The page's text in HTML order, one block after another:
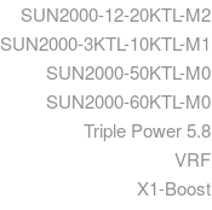
SUN2000-12-20KTL-M2
SUN2000-3KTL-10KTL-M1
SUN2000-50KTL-M0
SUN2000-60KTL-M0
Triple Power 5.8
VRF
X1-Boost